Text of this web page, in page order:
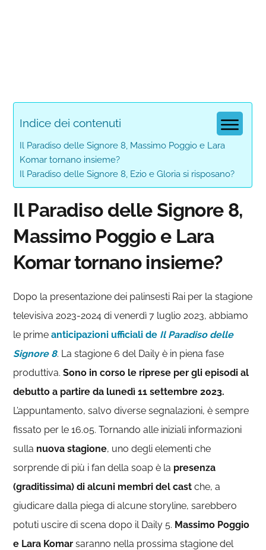
Indice dei contenuti
Il Paradiso delle Signore 8, Massimo Poggio e Lara
Komar tornano insieme?
Il Paradiso delle Signore 8, Ezio e Gloria si risposano?
Il Paradiso delle Signore 8,
Massimo Poggio e Lara
Komar tornano insieme?
Dopo la presentazione dei palinsesti Rai per la stagione
televisiva 2023-2024 di venerdì 7 luglio 2023, abbiamo
le primeanticipazioni ufficiali de Il Paradiso delle
Signore 8. La stagione 6 del Daily è in piena fase
produttiva.Sono in corso le riprese per gli episodi al
debutto a partire da lunedì 11 settembre 2023.
L’appuntamento, salvo diverse segnalazioni, è sempre
fissato per le 16.05. Tornando alle iniziali informazioni
sulla nuova stagione, uno degli elementi che
sorprende di più i fan della soap è la presenza
(graditissima) di alcuni membri del cast che, a
giudicare dalla piega di alcune storyline, sarebbero
potuti uscire di scena dopo il Daily 5. Massimo Poggio
e Lara Komar saranno nella prossima stagione del